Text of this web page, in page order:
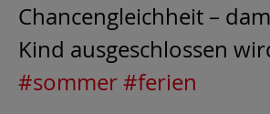
Chancengleichheit –
Kind ausgeschlossen
#sommer#ferien